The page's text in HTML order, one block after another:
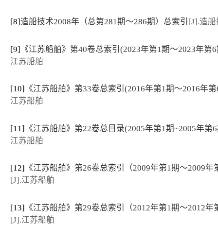
[8]造船技术2008年（总第281期～286期）总索引 [J].造船
[9] 《江苏船舶》第40卷总索引(2023年第1期～2023年第
江苏船舶
[10] 《江苏船舶》第33卷总索引(2016年第1期～2016年
江苏船舶
[11] 《江苏船舶》第22卷总目录(2005年第1期~2005年第
江苏船舶
[12] 《江苏船舶》第26卷总索引（2009年第1期～2009年
[J].江苏船舶
[13] 《江苏船舶》第29卷总索引（2012年第1期～2012年
[J].江苏船舶